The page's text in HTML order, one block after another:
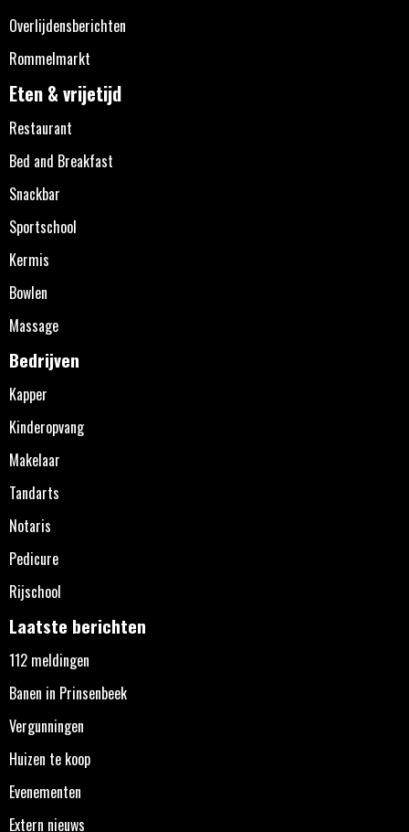
Overlijdensberichten
Rommelmarkt
Eten & vrijetijd
Restaurant
Bed and Breakfast
Snackbar
Sportschool
Kermis
Bowlen
Massage
Bedrijven
Kapper
Kinderopvang
Makelaar
Tandarts
Notaris
Pedicure
Rijschool
Laatste berichten
112 meldingen
Banen in Prinsenbeek
Vergunningen
Huizen te koop
Evenementen
Extern nieuws